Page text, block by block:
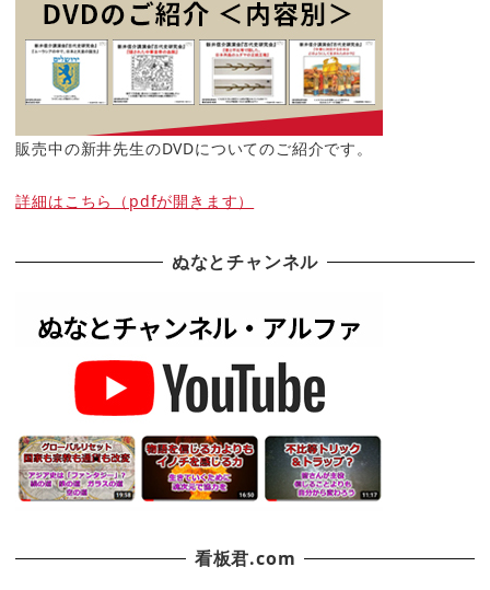
販売中の新井先生のDVDについてのご紹介です。
詳細はこちら（pdfが開きます）
ぬなとチャンネル
看板君.com